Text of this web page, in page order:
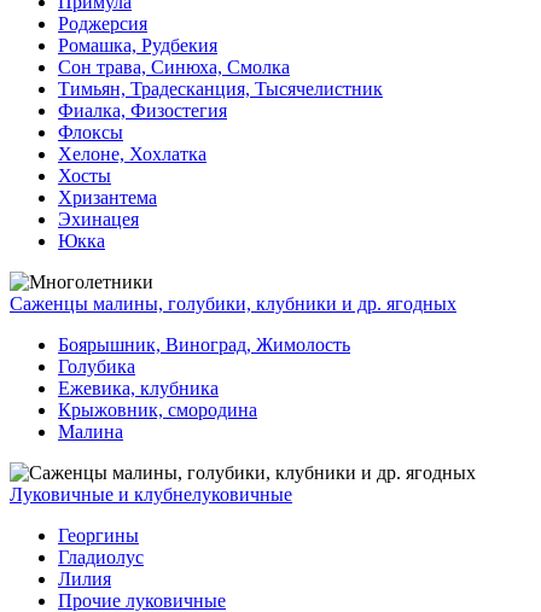
Роджерсия
Ромашка, Рудбекия
Сон трава, Синюха, Смолка
Тимьян, Традесканция, Тысячелистник
Фиалка, Физостегия
Флоксы
Хелоне, Хохлатка
Хосты
Хризантема
Эхинацея
Юкка
Саженцы малины, голубики, клубники и др. ягодных
Боярышник, Виноград, Жимолость
Голубика
Ежевика, клубника
Крыжовник, смородина
Малина
Луковичные и клубнелуковичные
Георгины
Гладиолус
Лилия
Прочие луковичные